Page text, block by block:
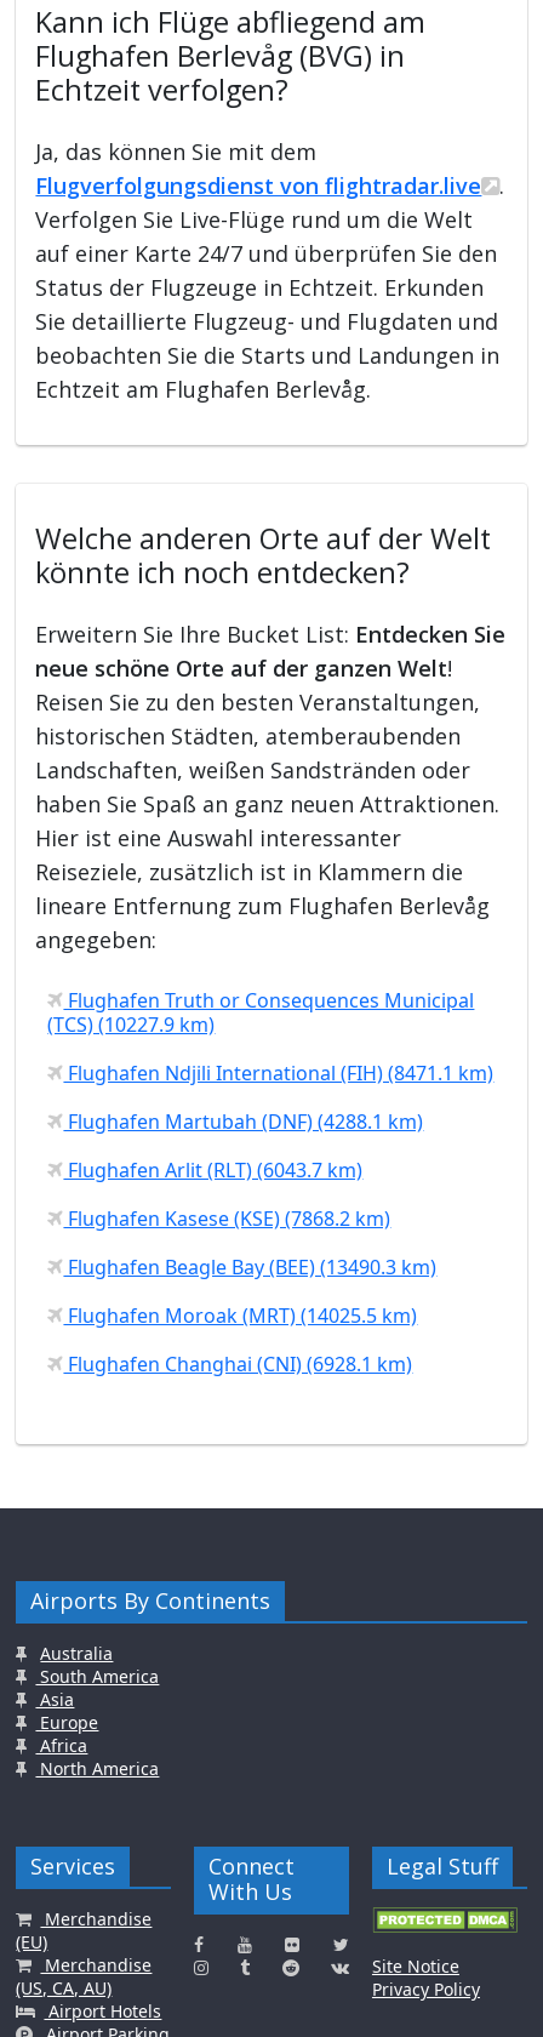
Kann ich Flüge abfliegend am
Flughafen Berlevåg (BVG) in
Echtzeit verfolgen?
Ja, das können Sie mit dem
Flugverfolgungsdienst von flightradar.live
.
Verfolgen Sie Live-Flüge rund um die Welt
auf einer Karte 24/7 und überprüfen Sie den
Status der Flugzeuge in Echtzeit. Erkunden
Sie detaillierte Flugzeug- und Flugdaten und
beobachten Sie die Starts und Landungen in
Echtzeit am Flughafen Berlevåg.
Welche anderen Orte auf der Welt
könnte ich noch entdecken?
Erweitern Sie Ihre Bucket List: Entdecken Sie
neue schöne Orte auf der ganzen Welt!
Reisen Sie zu den besten Veranstaltungen,
historischen Städten, atemberaubenden
Landschaften, weißen Sandstränden oder
haben Sie Spaß an ganz neuen Attraktionen.
Hier ist eine Auswahl interessanter
Reiseziele, zusätzlich ist in Klammern die
lineare Entfernung zum Flughafen Berlevåg
angegeben:
Flughafen Truth or Consequences Municipal
(TCS) (10227.9 km)
Flughafen Ndjili International (FIH) (8471.1 km)
Flughafen Martubah (DNF) (4288.1 km)
Flughafen Arlit (RLT) (6043.7 km)
Flughafen Kasese (KSE) (7868.2 km)
Flughafen Beagle Bay (BEE) (13490.3 km)
Flughafen Moroak (MRT) (14025.5 km)
Flughafen Changhai (CNI) (6928.1 km)
Airports By Continents
Australia
South America
Asia
Europe
Africa
North America
Services
Merchandise
(EU)
Merchandise
(US, CA, AU)
Airport Hotels
Connect
With Us
Legal Stuff
Site Notice
Privacy Policy